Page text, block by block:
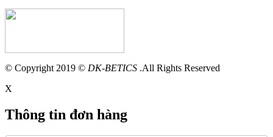
© Copyright 2019 © DK-BETICS .All Rights Reserved
X
Thông tin đơn hàng